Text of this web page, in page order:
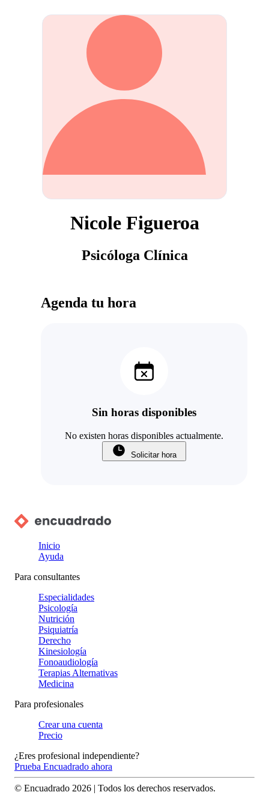
Nicole Figueroa
Psicóloga Clínica
Agenda tu hora
Sin horas disponibles
No existen horas disponibles actualmente.
Solicitar hora
Inicio
Ayuda
Para consultantes
Especialidades
Psicología
Nutrición
Psiquiatría
Derecho
Kinesiología
Fonoaudiología
Terapias Alternativas
Medicina
Para profesionales
Crear una cuenta
Precio
¿Eres profesional independiente?
Prueba Encuadrado ahora
© Encuadrado 2026 | Todos los derechos reservados.